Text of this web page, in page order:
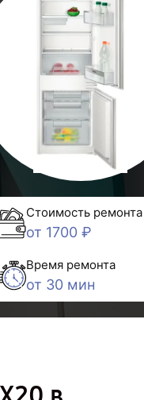
Стоимость ремонта
от 1700 ₽
Время ремонта
от 30 мин